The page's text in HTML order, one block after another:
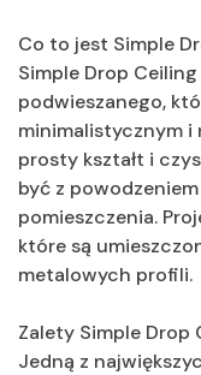
Co to jest Simple
Simple Drop
podwieszanego,
minimalistycznym i
prosty kształt i
być z
pomieszczenia.
które są
metalowych profili.
Zalety Simple Drop
Jedną z